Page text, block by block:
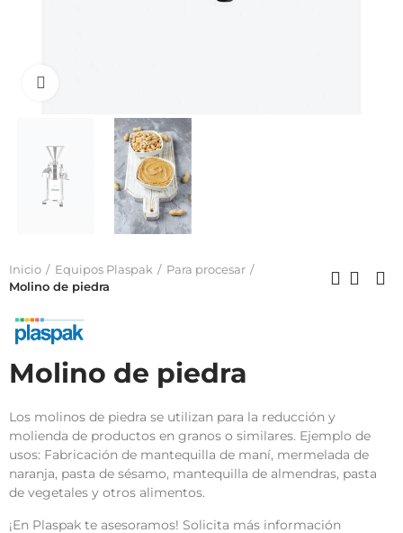
Inicio Equipos Plaspak
Para procesar
Molino de piedra
Molino de piedra
Los molinos de piedra se utilizan para la reducción y
molienda de productos en granos o similares. Ejemplo de
usos: Fabricación de mantequilla de maní, mermelada de
naranja, pasta de sésamo, mantequilla de almendras, pasta
de vegetales y otros alimentos.
¡En Plaspak te asesoramos! Solicita más información